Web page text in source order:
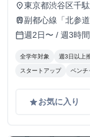
place東京都渋谷区千
train副都心線「北参
calendar_today週2日〜 / 週3時
全学年対象 週3日以上
スタートアップ ベンチ
gradeお気に入り